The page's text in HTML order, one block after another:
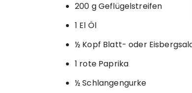
200 g Geflügelstreifen
1 El Öl
½ Kopf Blatt- oder
1 rote Paprika
½ Schlangengurke